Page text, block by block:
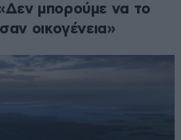
μπορούμε να το
οικογένεια»